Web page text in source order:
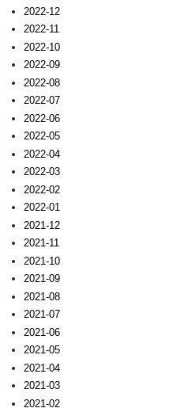
2022-12
2022-11
2022-10
2022-09
2022-08
2022-07
2022-06
2022-05
2022-04
2022-03
2022-02
2022-01
2021-12
2021-11
2021-10
2021-09
2021-08
2021-07
2021-06
2021-05
2021-04
2021-03
2021-02